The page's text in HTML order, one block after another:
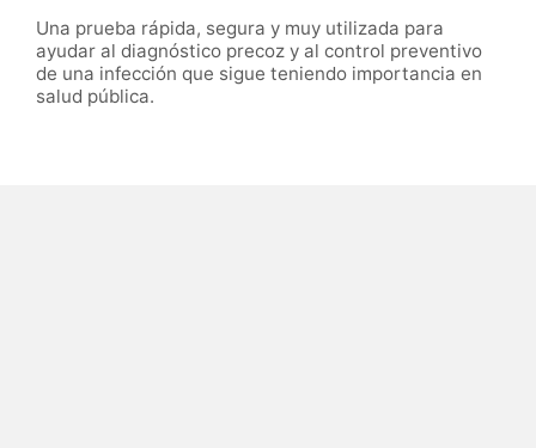
Una prueba rápida, segura y muy utilizada para
ayudar al diagnóstico precoz y al control preventivo
de una infección que sigue teniendo importancia en
salud pública.